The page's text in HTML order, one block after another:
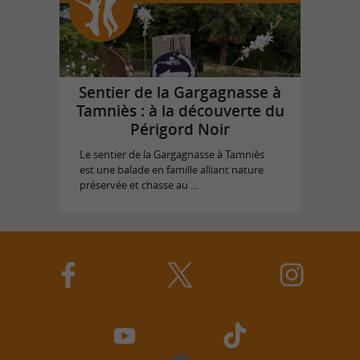
Sentier de la Gargagnasse à
Tamniès : à la découverte du
Périgord Noir
Le sentier de la Gargagnasse à Tamniès
est une balade en famille alliant nature
préservée et chasse au ...